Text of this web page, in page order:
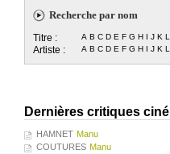
Recherche par nom
Titre : A B C D E F G H I J K L
Artiste : A B C D E F G H I J K L
Dernières critiques ciné
HAMNET Manu
COUTURES Manu